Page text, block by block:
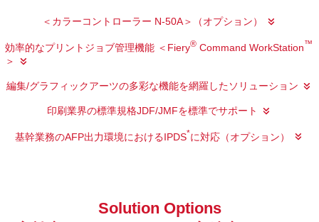
＜カラーコントローラー N-50A＞（オプション）
効率的なプリントジョブ管理機能 ＜Fiery® Command WorkStation™
＞
編集/グラフィックアーツの多彩な機能を網羅したソリューション
印刷業界の標準規格JDF/JMFを標準でサポート
基幹業務のAFP出力環境におけるIPDS*に対応（オプション）
Solution Options